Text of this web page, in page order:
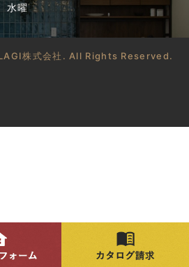
水曜
株式会社. All Rights Reserved.